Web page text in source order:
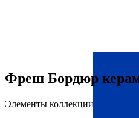
Фреш Бордюр
Элементы коллекции